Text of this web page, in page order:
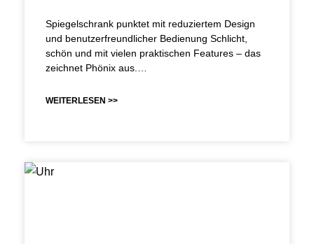
Spiegelschrank punktet mit reduziertem Design
und benutzerfreundlicher Bedienung Schlicht,
schön und mit vielen praktischen Features – das
zeichnet Phönix aus.…
WEITERLESEN >>